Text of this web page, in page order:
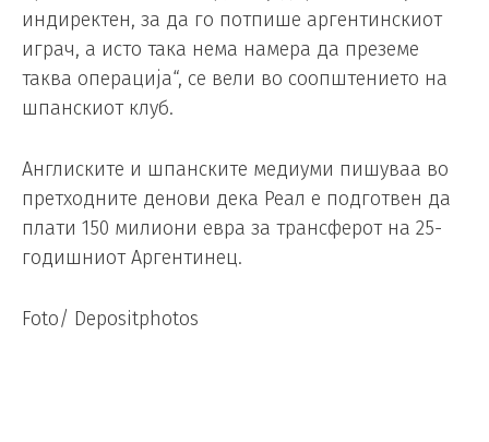
индиректен, за да го потпише аргентинскиот
играч, а исто така нема намера да преземе
таква операција“, се вели во соопштението на
шпанскиот клуб.
Англиските и шпанските медиуми пишуваа во
претходните денови дека Реал е подготвен да
плати 150 милиони евра за трансферот на 25-
годишниот Аргентинец.
Foto/ Depositphotos